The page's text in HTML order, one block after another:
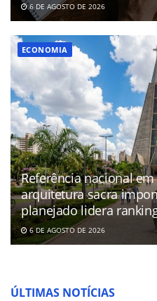
6 DE AGOSTO DE 2026
ECONOMIA
Referência nacional
arquitetura sacra
planejado lidera
6 DE AGOSTO DE 2026
ÚLTIMAS NOTÍCIAS